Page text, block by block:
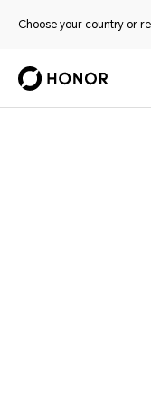
Choose your country or